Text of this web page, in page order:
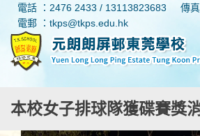
電話 ：2476 2433 / 13113823683
傳
電郵 ：tkps@tkps.edu.hk
本校女子排球隊獲碟賽獎